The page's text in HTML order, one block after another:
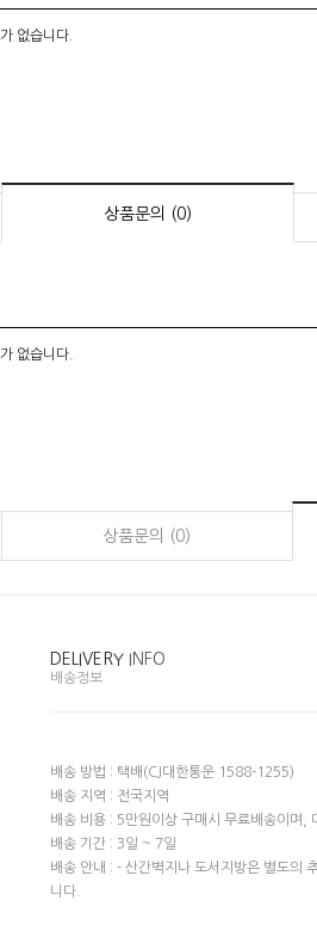
없습니다.
상품문의 (0)
없습니다.
상품문의 (0)
DELIVERYINFO
배송정보
배송 방법 : 택배(CJ대한통운 1588-1255)
배송 지역 : 전국지역
배송 비용 : 5만원이상 구매시 무료배송이며,
배송 기간 : 3일 ~ 7일
배송 안내 : - 산간벽지나 도서지방은 별도의
니다.